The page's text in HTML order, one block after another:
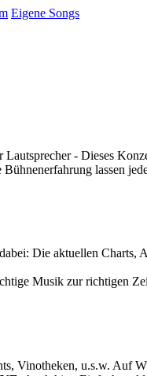
Eigene Songs
- Dieses
lassen
Die aktuellen
Musik zur richtigen
Vinotheken, u.s.w. Auf